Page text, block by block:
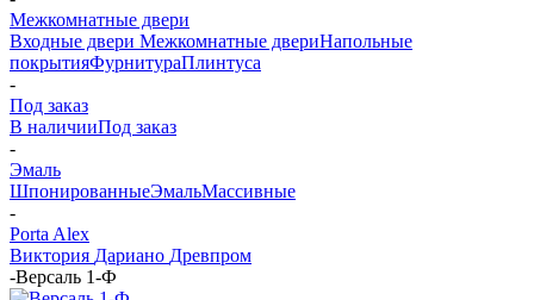
Межкомнатные двери
Входные двери Межкомнатные двериНапольные
покрытияФурнитураПлинтуса
-
Под заказ
В наличииПод заказ
-
Эмаль
ШпонированныеЭмальМассивные
-
Porta Alex
Виктория Дариано Древпром
-Версаль 1-Ф